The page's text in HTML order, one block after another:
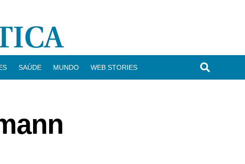
SAÚDE MUNDO WEB STORIES